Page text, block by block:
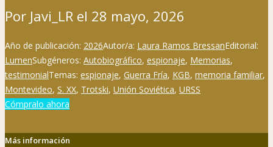
Por Javi_LR el 28 mayo, 2026
Año de publicación: 2026Autor/a: Laura Ramos BressanEditorial:
LumenSubgéneros: Autobiográfico, espionaje, Memorias,
testimonialTemas: espionaje, Guerra Fría, KGB, memoria familiar,
Montevideo, S. XX, Trotski, Unión Soviética, URSS
Cómpralo ahora
Más información